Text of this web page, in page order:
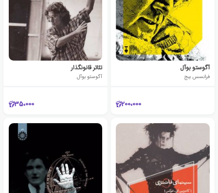
آگوستو بوآل
فرانسس ببج
200،000
تئاتر قانونگذار
آگوستو بوآل
35،000